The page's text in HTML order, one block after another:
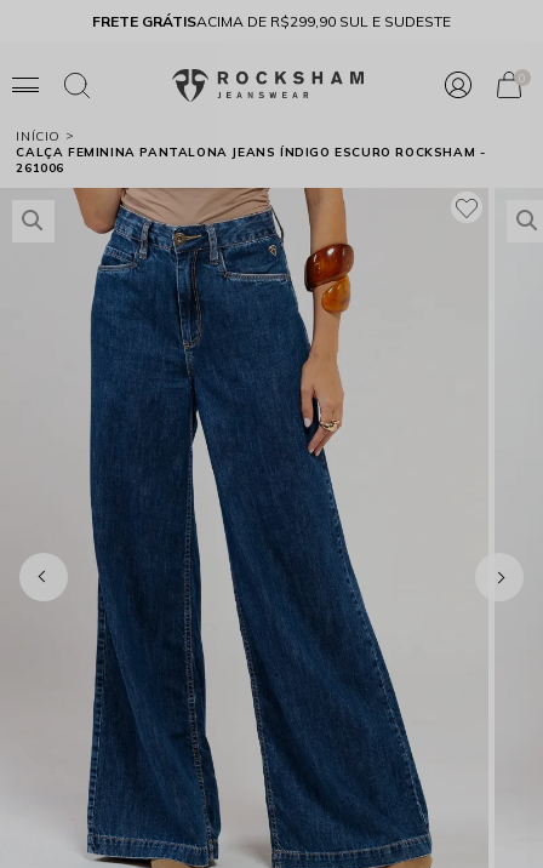
FRETE GRÁTISACIMA DE R$299,90 SUL E SUDESTE
0
INÍCIO
CALÇA FEMININA PANTALONA JEANS ÍNDIGO ESCURO ROCKSHAM -
261006